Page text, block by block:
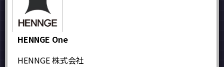
HENNGE One
HENNGE 株式会社